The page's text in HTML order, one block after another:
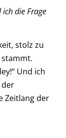
die Frage
stolz zu
stammt.
Und ich
der
Zeitlang der